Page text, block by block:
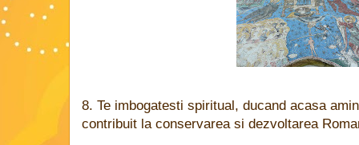
8. Te imbogatesti spiritual, ducand acasa
contribuit la conservarea si dezvoltarea